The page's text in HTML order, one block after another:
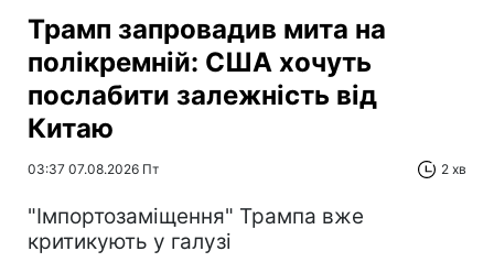
Трамп запровадив мита на
полікремній: США хочуть
послабити залежність від
Китаю
03:37 07.08.2026 Пт 2 хв
"Імпортозаміщення" Трампа вже
критикують у галузі